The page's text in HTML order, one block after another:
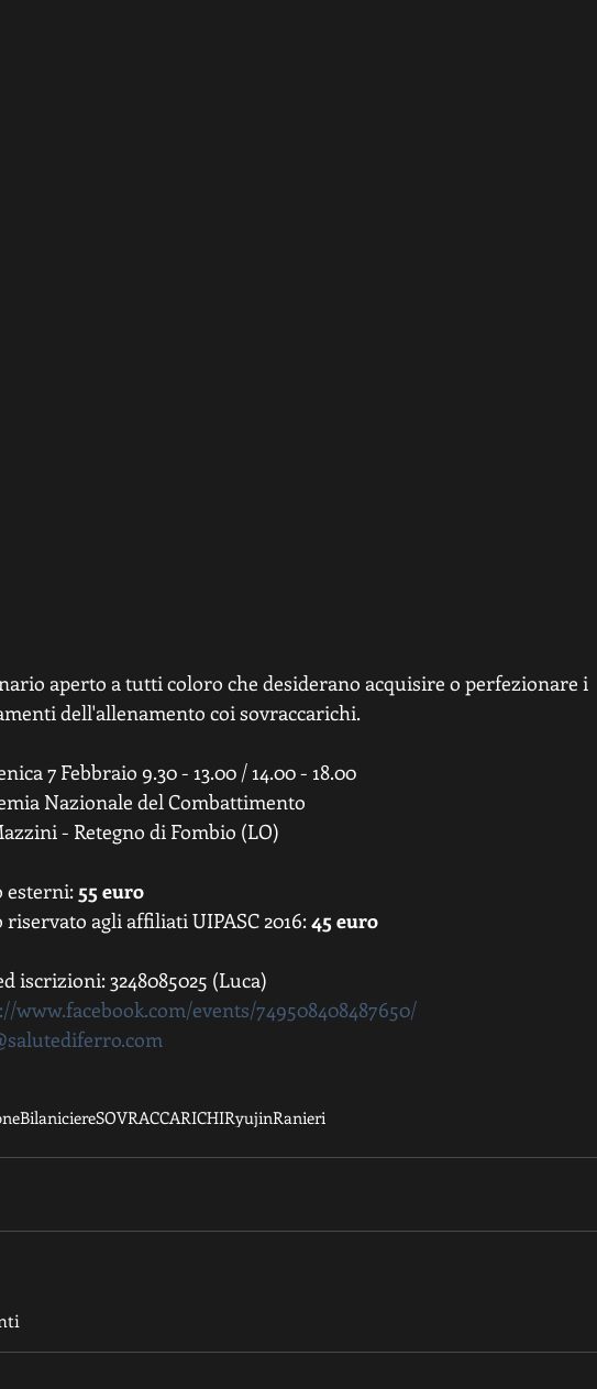
aperto a tutti coloro che desiderano acquisire o perfezionare i
dell'allenamento coi sovraccarichi.
7 Febbraio 9.30 - 13.00 / 14.00 - 18.00
Nazionale del Combattimento
- Retegno di Fombio (LO)
esterni: 55 euro
riservato agli affiliati UIPASC 2016: 45 euro
iscrizioni: 3248085025 (Luca)
www.facebook.com/events/749508408487650/
BilaniciereSOVRACCARICHIRyujinRanieri